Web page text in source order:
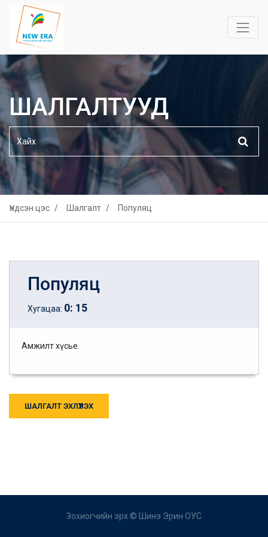
ШАЛГАЛТУУД
Үндсэн цэс Шалгалт Популяц
Популяц
Хугацаа: 0: 15
Амжилт хүсье.
ШАЛГАЛТ ЭХЛҮҮЛЭХ
Зохиогчийн эрх © Шинэ Эрин ОУС